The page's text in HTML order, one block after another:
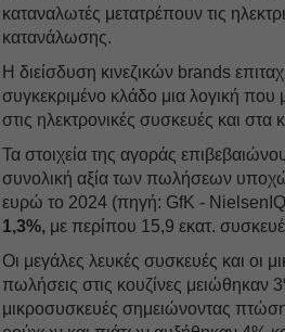
καταναλωτές μετατρέπουν τις
κατανάλωσης.
Η διείσδυση κινεζικών brands
συγκεκριμένο κλάδο μια λογική
στις ηλεκτρονικές συσκευές και στα
Τα στοιχεία της αγοράς
συνολική αξία των πωλήσεων
ευρώ το 2024 (πηγή: GfK -
1,3%, με περίπου 15,9 εκατ.
Οι μεγάλες λευκές συσκευές και οι
πωλήσεις στις κουζίνες μειώθηκαν
μικροσυσκευές σημειώνοντας